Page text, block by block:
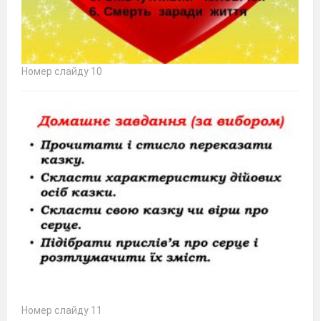
Номер слайду 10
Номер слайду 11